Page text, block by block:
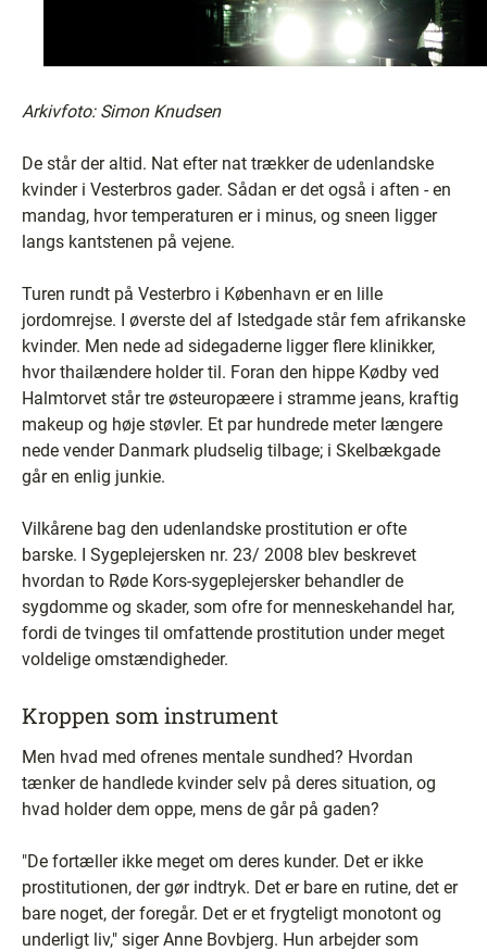
Arkivfoto: Simon Knudsen
De står der altid. Nat efter nat trækker de udenlandske
kvinder i Vesterbros gader. Sådan er det også i aften - en
mandag, hvor temperaturen er i minus, og sneen ligger
langs kantstenen på vejene.
Turen rundt på Vesterbro i København er en lille
jordomrejse. I øverste del af Istedgade står fem afrikanske
kvinder. Men nede ad sidegaderne ligger flere klinikker,
hvor thailændere holder til. Foran den hippe Kødby ved
Halmtorvet står tre østeuropæere i stramme jeans, kraftig
makeup og høje støvler. Et par hundrede meter længere
nede vender Danmark pludselig tilbage; i Skelbækgade
går en enlig junkie.
Vilkårene bag den udenlandske prostitution er ofte
barske. I Sygeplejersken nr. 23/ 2008 blev beskrevet
hvordan to Røde Kors-sygeplejersker behandler de
sygdomme og skader, som ofre for menneskehandel har,
fordi de tvinges til omfattende prostitution under meget
voldelige omstændigheder.
Kroppen som instrument
Men hvad med ofrenes mentale sundhed? Hvordan
tænker de handlede kvinder selv på deres situation, og
hvad holder dem oppe, mens de går på gaden?
"De fortæller ikke meget om deres kunder. Det er ikke
prostitutionen, der gør indtryk. Det er bare en rutine, det er
bare noget, der foregår. Det er et frygteligt monotont og
underligt liv," siger Anne Bovbjerg. Hun arbejder som